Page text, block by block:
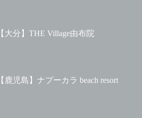
【大分】THE Village由布院
【鹿児島】ナプーカラ beach resort